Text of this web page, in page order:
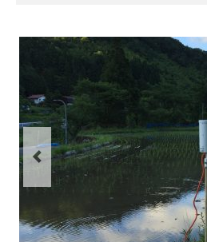
作業風景
写真
ブログ
ブログ記事の要約一覧
ブログ記事の全記事一覧
お買物